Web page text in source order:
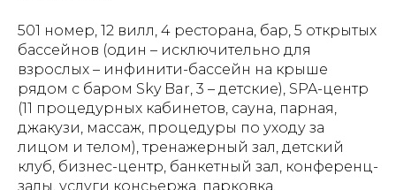
501 номер, 12 вилл, 4 ресторана, бар, 5 открытых
бассейнов (один – исключительно для
взрослых – инфинити-бассейн на крыше
рядом с баром Sky Bar, 3 – детские), SPA-центр
(11 процедурных кабинетов, сауна, парная,
джакузи, массаж, процедуры по уходу за
лицом и телом), тренажерный зал, детский
клуб, бизнес-центр, банкетный зал, конференц-
залы, услуги консьержа, парковка.